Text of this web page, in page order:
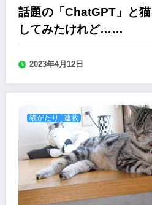
話題の「ChatGPT」と
してみたけれど……
2023年4月12日
猫がたり 連載